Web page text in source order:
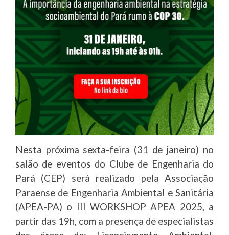
Nesta próxima sexta-feira (31 de janeiro) no
salão de eventos do Clube de Engenharia do
Pará (CEP) será realizado pela Associação
Paraense de Engenharia Ambiental e Sanitária
(APEA-PA) o III WORKSHOP APEA 2025, a
partir das 19h, com a presença de especialistas